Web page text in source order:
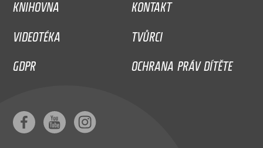
VIDEOTÉKA
TVŮRCI
GDPR
OCHRANA PRÁV DÍTĚTE